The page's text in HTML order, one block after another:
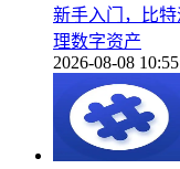
新手入门，比
理数字资产
2026-08-08